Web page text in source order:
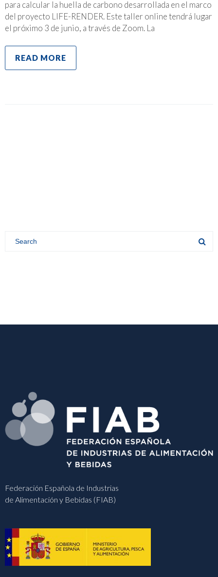
para calcular la huella de carbono desarrollada en el marco
del proyecto LIFE-RENDER. Este taller online tendrá lugar
el próximo 3 de junio, a través de Zoom. La
READ MORE
Federación Española de Industrias
de Alimentación y Bebidas (FIAB)